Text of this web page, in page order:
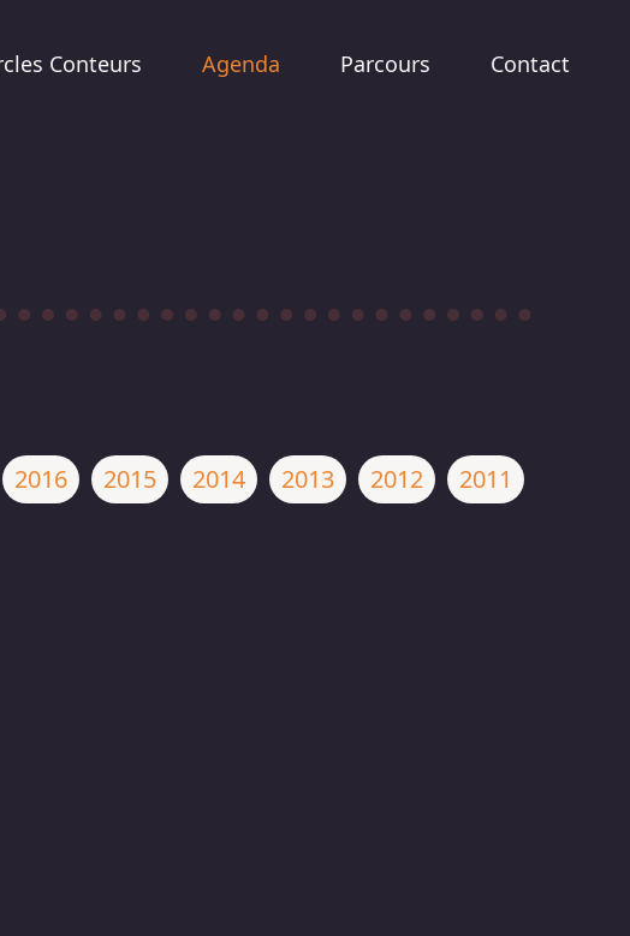
Conteurs Agenda Parcours Contact
2016 2015 2014 2013 2012
2011